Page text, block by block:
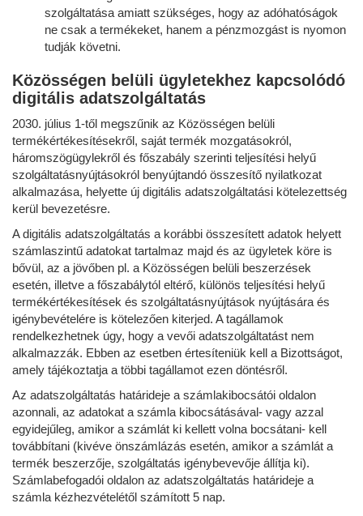
szolgáltatása amiatt szükséges, hogy az adóhatóságok
ne csak a termékeket, hanem a pénzmozgást is nyomon
tudják követni.
Közösségen belüli ügyletekhez kapcsolódó
digitális adatszolgáltatás
2030. július 1-től megszűnik az Közösségen belüli
termékértékesítésekről, saját termék mozgatásokról,
háromszögügylekről és főszabály szerinti teljesítési helyű
szolgáltatásnyújtásokról benyújtandó összesítő nyilatkozat
alkalmazása, helyette új digitális adatszolgáltatási kötelezettség
kerül bevezetésre.
A digitális adatszolgáltatás a korábbi összesített adatok helyett
számlaszintű adatokat tartalmaz majd és az ügyletek köre is
bővül, az a jövőben pl. a Közösségen belüli beszerzések
esetén, illetve a főszabálytól eltérő, különös teljesítési helyű
termékértékesítések és szolgáltatásnyújtások nyújtására és
igénybevételére is kötelezően kiterjed. A tagállamok
rendelkezhetnek úgy, hogy a vevői adatszolgáltatást nem
alkalmazzák. Ebben az esetben értesíteniük kell a Bizottságot,
amely tájékoztatja a többi tagállamot ezen döntésről.
Az adatszolgáltatás határideje a számlakibocsátói oldalon
azonnali, az adatokat a számla kibocsátásával- vagy azzal
egyidejűleg, amikor a számlát ki kellett volna bocsátani- kell
továbbítani (kivéve önszámlázás esetén, amikor a számlát a
termék beszerzője, szolgáltatás igénybevevője állítja ki).
Számlabefogadói oldalon az adatszolgáltatás határideje a
számla kézhezvételétől számított 5 nap.